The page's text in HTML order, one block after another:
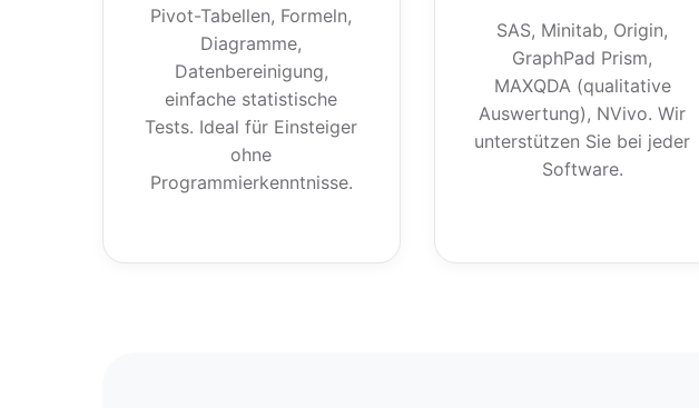
Pivot-Tabellen, Formeln,
Diagramme,
Datenbereinigung,
einfache statistische
Tests. Ideal für Einsteiger
ohne
Programmierkenntnisse.
SAS, Minitab, Origin,
GraphPad Prism,
MAXQDA (qualitative
Auswertung), NVivo. Wir
unterstützen Sie bei jeder
Software.